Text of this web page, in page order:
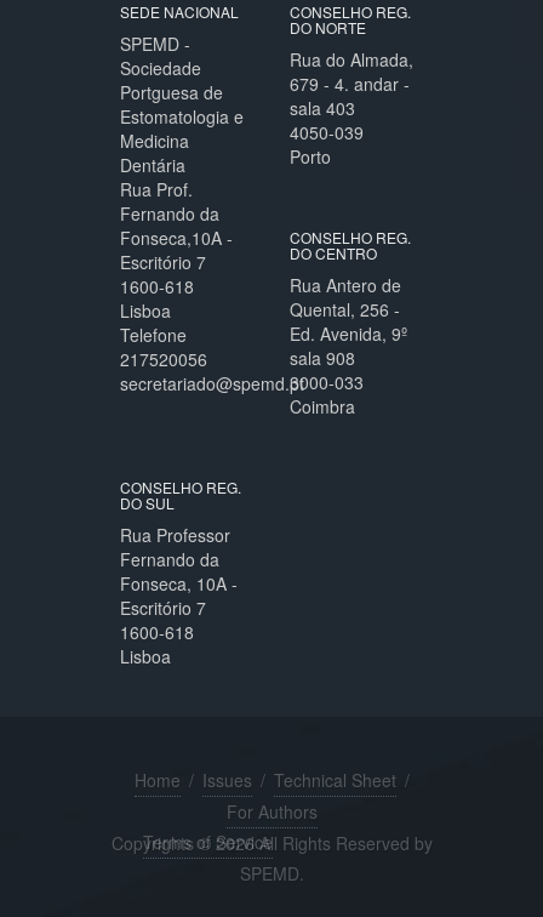
SEDE NACIONAL
SPEMD -
Sociedade
Portguesa de
Estomatologia e
Medicina
Dentária
Rua Prof.
Fernando da
Fonseca,10A -
Escritório 7
1600-618
Lisboa
Telefone
217520056
secretariado@spemd.pt
CONSELHO REG.
DO NORTE
Rua do Almada,
679 - 4. andar -
sala 403
4050-039
Porto
CONSELHO REG.
DO CENTRO
Rua Antero de
Quental, 256 -
Ed. Avenida, 9º
sala 908
3000-033
Coimbra
CONSELHO REG.
DO SUL
Rua Professor
Fernando da
Fonseca, 10A -
Escritório 7
1600-618
Lisboa
Home / Issues / Technical Sheet /
For Authors
Copyrights © 2026 All Rights Reserved by
SPEMD.
Terms of Service